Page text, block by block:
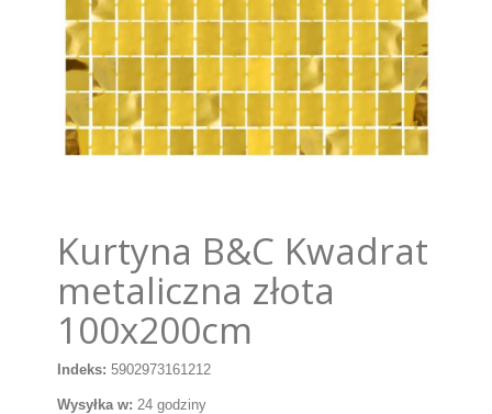
KOLEKCJE
BUTLA Z HELEM
Kurtyna B&C Kwadrat
metaliczna złota
100x200cm
Indeks: 5902973161212
Wysyłka w: 24 godziny